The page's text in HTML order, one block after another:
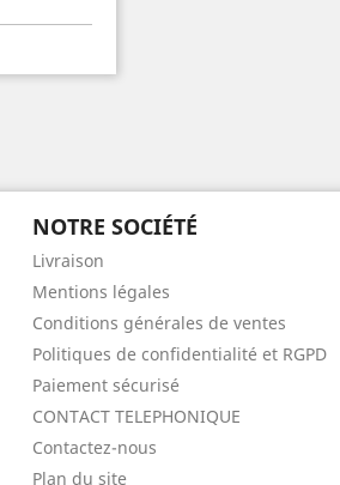
NOTRE SOCIÉTÉ
Livraison
Mentions légales
Conditions générales de ventes
Politiques de confidentialité et RGPD
Paiement sécurisé
CONTACT TELEPHONIQUE
Contactez-nous
Plan du site